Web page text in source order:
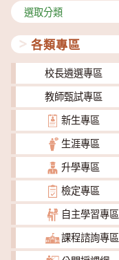
分
類
各類專區
校長遴選專區
教師甄試專區
新生專區
生涯專區
升學專區
檢定專區
自主學習專區
課程諮詢專區